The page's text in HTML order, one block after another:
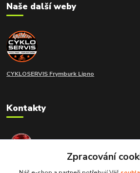
Naše další weby
CYKLOSERVIS Frymburk Lipno
Kontakty
extramoto STAFF
+420 775 266 214Zpracování